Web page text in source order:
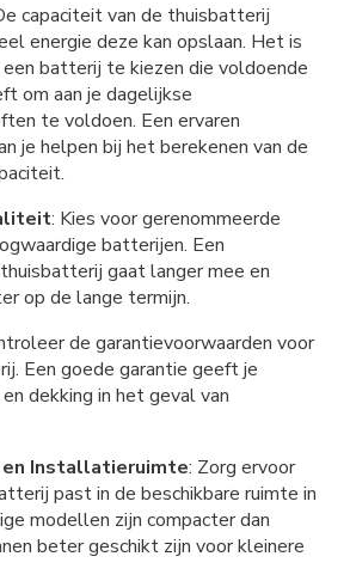
capaciteit van de thuisbatterij
energie deze kan opslaan. Het is
batterij te kiezen die voldoende
om aan je dagelijkse
te voldoen. Een ervaren
je helpen bij het berekenen van de
: Kies voor gerenommeerde
batterijen. Een
gaat langer mee en
op de lange termijn.
de garantievoorwaarden voor
Een goede garantie geeft je
dekking in het geval van
Installatieruimte: Zorg ervoor
past in de beschikbare ruimte in
modellen zijn compacter dan
beter geschikt zijn voor kleinere